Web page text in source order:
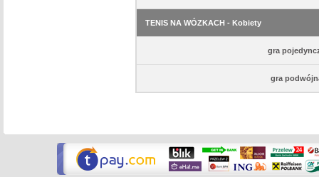
TENIS NA WÓZKACH - Kobiety
gra
gra